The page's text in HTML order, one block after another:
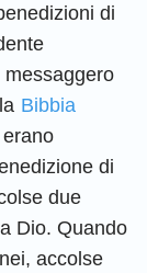
di
Bibbia
di
due
Dio. Quando
accolse